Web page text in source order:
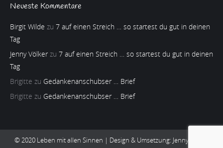
Neueste Kommentare
Birgit Wilde zu 7 auf einen Streich … so startest du gut in deinen
Tag
Jenny Völkerzu 7 auf einen Streich … so startest du gut in deinen
Tag
Brigitte zu Gedankenanschubser … Brief
Brigitte zu Gedankenanschubser … Brief
© 2020 Leben mit allen Sinnen | Design & Umsetzung: Jenny Völker